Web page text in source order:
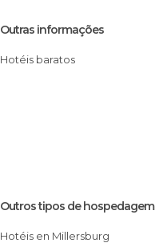
Outras informações
Hotéis baratos
Outros tipos de hospedagem
Hotéis en Millersburg